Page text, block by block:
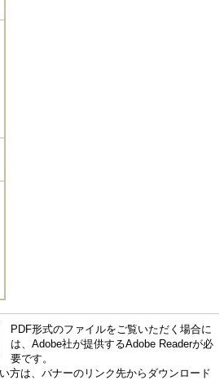
PDF形式のファイルをご覧いただく場合に
は、Adobe社が提供するAdobe Readerが必
要です。
方は、バナーのリンク先からダウンロード